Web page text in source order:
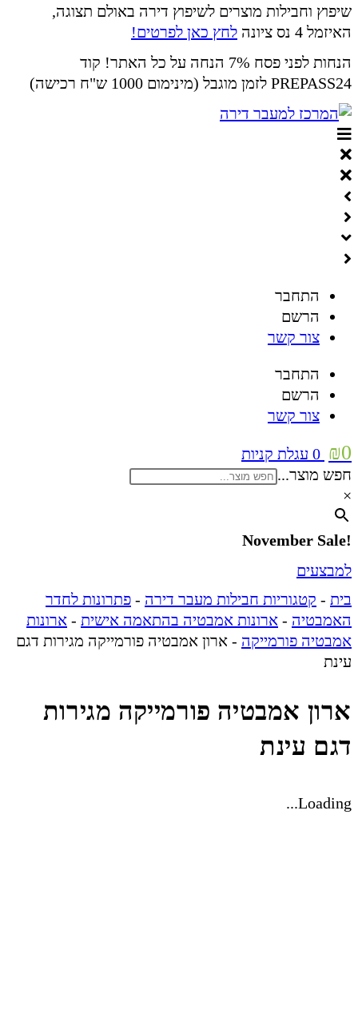
שיפוץ וחבילות מוצרים לשיפוץ דירה באולם תצוגה,
האיזמל 4 נס ציונה
לחץ כאן לפרטים!
הנחות לפני פסח 7% הנחה על כל האתר! קוד
PREPASS24 לזמן מוגבל (מינימום 1000 ש"ח רכישה)
התחבר
הרשם
צור קשר
התחבר
הרשם
צור קשר
₪0
0 עגלת קניות
חפש מוצר...
×
!November Sale
למבצעים
בית - קטגוריות חבילות מעבר דירה - פתרונות לחדר
האמבטיה - ארונות אמבטיה בהתאמה אישית - ארונות
אמבטיה פורמייקה - ארון אמבטיה פורמייקה מגירות דגם
עינת
ארון אמבטיה פורמייקה מגירות
דגם עינת
Loading...